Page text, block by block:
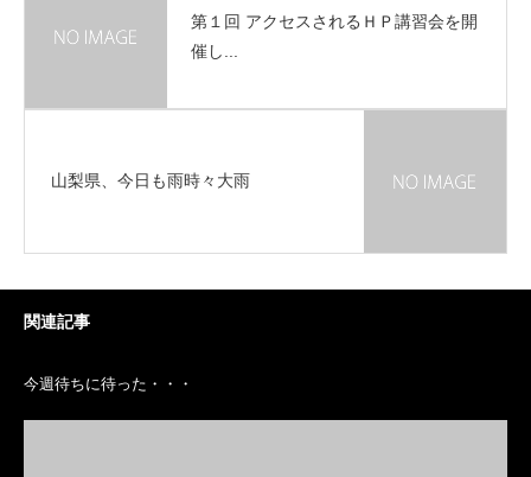
第１回 アクセスされるＨＰ講習会を開
催し...
山梨県、今日も雨時々大雨
関連記事
今週待ちに待った・・・